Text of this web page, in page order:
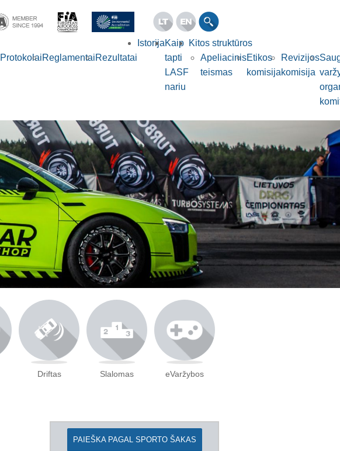
ProtokolaiReglamentaiRezultatai
IstorijaKaip
tapti
LASF
nariu
Kitos struktūros
Apeliacinis
teismas
Etikos
komisija
Revizijos
komisija
Driftas Slalomas eVaržybos
PAIEŠKA PAGAL SPORTO ŠAKAS